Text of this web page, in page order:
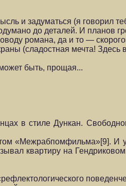
и задуматься (я говорил
до деталей. И планов
романа, да и то —
(сладостная мечта! Здесь
быть, прощая...
в стиле Дункан.
«Межрабпомфиль­ма»[9]. И
квартиру на